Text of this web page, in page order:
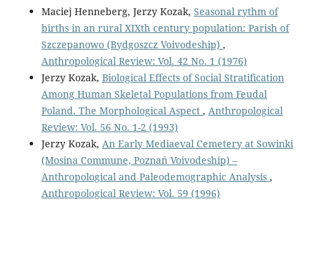
Maciej Henneberg, Jerzy Kozak, Seasonal rythm of
births in an rural XIXth century population: Parish of
Szczepanowo (Bydgoszcz Voivodeship) ,
Anthropological Review: Vol. 42 No. 1 (1976)
Jerzy Kozak, Biological Effects of Social Stratification
Among Human Skeletal Populations from Feudal
Poland. The Morphological Aspect , Anthropological
Review: Vol. 56 No. 1-2 (1993)
Jerzy Kozak, An Early Mediaeval Cemetery at Sowinki
(Mosina Commune, Poznań Voivodeship) –
Anthropological and Paleodemographic Analysis ,
Anthropological Review: Vol. 59 (1996)